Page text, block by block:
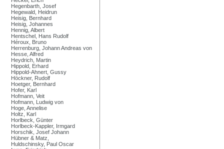
Hegenbarth, Josef
Hegewald, Heidrun
Heisig, Bernhard
Heisig, Johannes
Hennig, Albert
Hentschel, Hans Rudolf
Héroux, Bruno
Herrenburg, Johann Andreas von
Hesse, Alfred
Heydrich, Martin
Hippold, Erhard
Hippold-Ahnert, Gussy
Höckner, Rudolf
Hoetger, Bernhard
Hofer, Karl
Hofmann, Veit
Hofmann, Ludwig von
Hoge, Annelise
Holtz, Karl
Horlbeck, Günter
Horlbeck-Kappler, Irmgard
Horschik, Josef Johann
Hübner & Matz,
Huldschinsky, Paul Oscar